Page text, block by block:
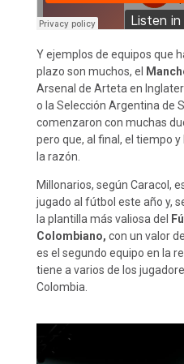
Y ejemplos de equipos que
plazo son muchos, el
Arsenal de Arteta en
o la Selección Argentina de
comenzaron con muchas
pero que, al final, el tiempo
la razón.
Millonarios, según Caracol,
jugado al fútbol este año y,
la plantilla más valiosa del
Colombiano, con un valor de
es el segundo equipo en la
tiene a varios de los
Colombia.